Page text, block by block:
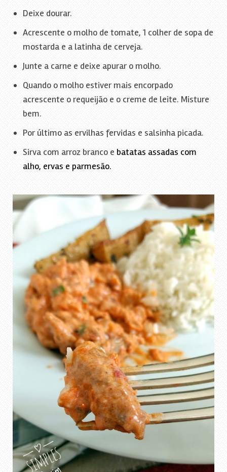
Deixe dourar.
Acrescente o molho de tomate, 1 colher de sopa de
mostarda e a latinha de cerveja.
Junte a carne e deixe apurar o molho.
Quando o molho estiver mais encorpado
acrescente o requeijão e o creme de leite. Misture
bem.
Por último as ervilhas fervidas e salsinha picada.
Sirva com arroz branco e batatas assadas com
alho, ervas e parmesão.